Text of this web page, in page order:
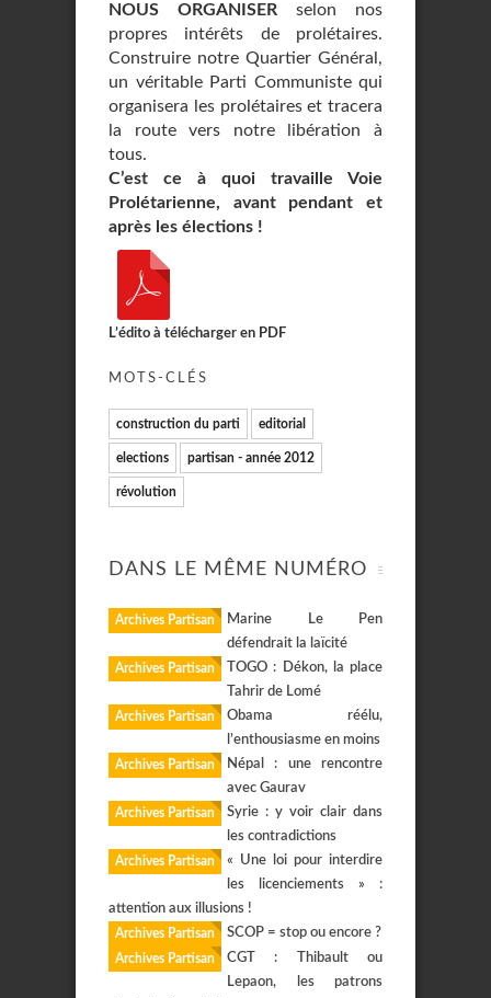
NOUS ORGANISER selon nos
propres intérêts de prolétaires.
Construire notre Quartier Général,
un véritable Parti Communiste qui
organisera les prolétaires et tracera
la route vers notre libération à
tous.
C’est ce à quoi travaille Voie
Prolétarienne, avant pendant et
après les élections !
L’édito à télécharger en PDF
MOTS-CLÉS
construction du parti editorial
elections partisan - année 2012
révolution
DANS LE MÊME NUMÉRO
Archives Partisan
Marine Le Pen
défendrait la laïcité
Archives Partisan
TOGO : Dékon, la place
Tahrir de Lomé
Archives Partisan
Obama réélu,
l’enthousiasme en moins
Archives Partisan
Népal : une rencontre
avec Gaurav
Archives Partisan
Syrie : y voir clair dans
les contradictions
Archives Partisan
« Une loi pour interdire
les licenciements » :
attention aux illusions !
Archives Partisan SCOP = stop ou encore ?
Archives Partisan
CGT : Thibault ou
Lepaon, les patrons